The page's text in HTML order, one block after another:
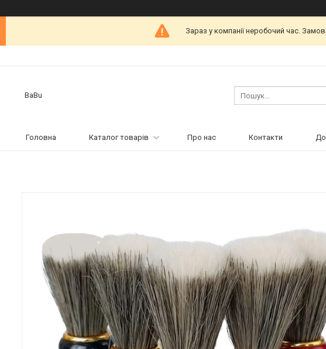
Зараз у компанії неробочий час.
BaBu
Головна Каталог товарів Про нас Контакти